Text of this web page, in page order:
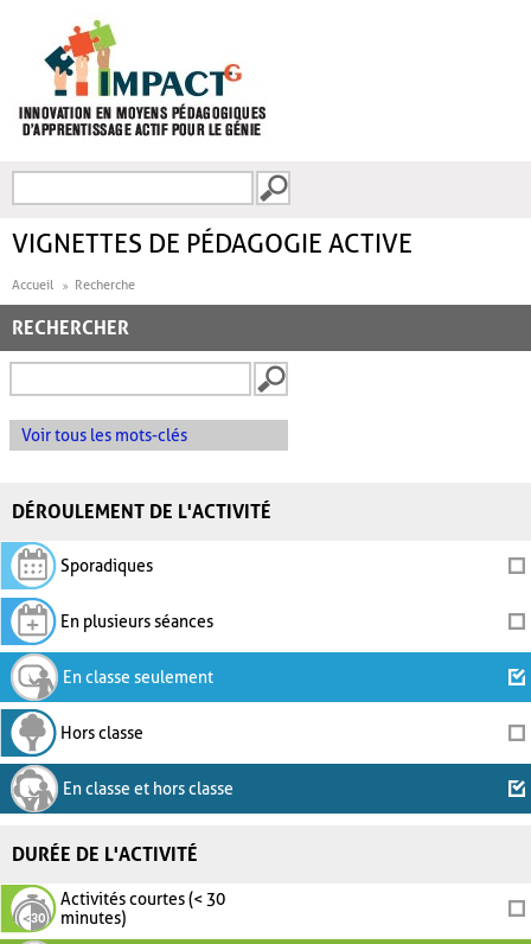
FORMULAIRE DE
VIGNETTES DE PÉDAGOGIE ACTIVE
Accueil Recherche
RECHERCHER
Voir tous les mots-clés
DÉROULEMENT DE L'ACTIVITÉ
Sporadiques
En plusieurs séances
En classe seulement
Hors classe
En classe et hors classe
DURÉE DE L'ACTIVITÉ
Activités courtes (< 30
minutes)